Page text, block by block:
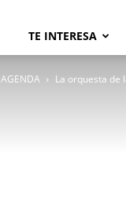
TE INTERESA
AGENDA La orquesta de